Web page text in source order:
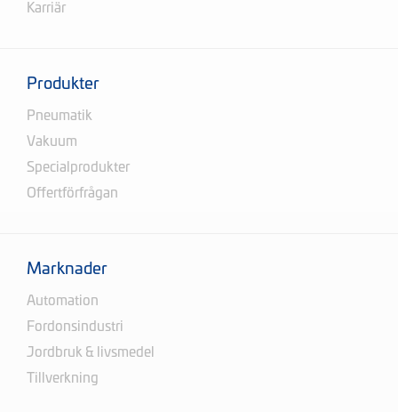
Karriär
Produkter
Pneumatik
Vakuum
Specialprodukter
Offertförfrågan
Marknader
Automation
Fordonsindustri
Jordbruk & livsmedel
Tillverkning